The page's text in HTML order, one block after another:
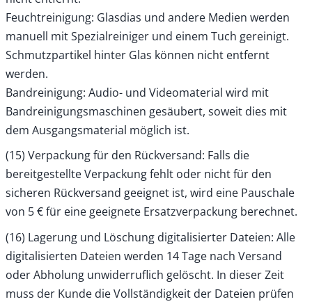
Feuchtreinigung: Glasdias und andere Medien werden
manuell mit Spezialreiniger und einem Tuch gereinigt.
Schmutzpartikel hinter Glas können nicht entfernt
werden.
Bandreinigung: Audio- und Videomaterial wird mit
Bandreinigungsmaschinen gesäubert, soweit dies mit
dem Ausgangsmaterial möglich ist.
(15) Verpackung für den Rückversand: Falls die
bereitgestellte Verpackung fehlt oder nicht für den
sicheren Rückversand geeignet ist, wird eine Pauschale
von 5 € für eine geeignete Ersatzverpackung berechnet.
(16) Lagerung und Löschung digitalisierter Dateien: Alle
digitalisierten Dateien werden 14 Tage nach Versand
oder Abholung unwiderruflich gelöscht. In dieser Zeit
muss der Kunde die Vollständigkeit der Dateien prüfen